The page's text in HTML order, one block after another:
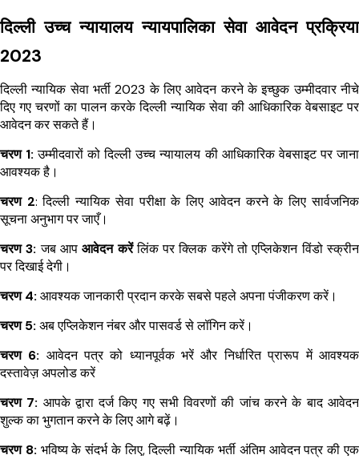
दिल्ली उच्च न्यायालय न्यायपालिका सेवा आवेदन प्रक्रिया
2023
दिल्ली न्यायिक सेवा भर्ती 2023 के लिए आवेदन करने के इच्छुक उम्मीदवार नीचे
दिए गए चरणों का पालन करके दिल्ली न्यायिक सेवा की आधिकारिक वेबसाइट पर
आवेदन कर सकते हैं।
चरण 1: उम्मीदवारों को दिल्ली उच्च न्यायालय की आधिकारिक वेबसाइट पर जाना
आवश्यक है।
चरण 2: दिल्ली न्यायिक सेवा परीक्षा के लिए आवेदन करने के लिए सार्वजनिक
सूचना अनुभाग पर जाएँ।
चरण 3: जब आपआवेदन करेंलिंक पर क्लिक करेंगे तो एप्लिकेशन विंडो स्क्रीन
पर दिखाई देगी।
चरण 4: आवश्यक जानकारी प्रदान करके सबसे पहले अपना पंजीकरण करें।
चरण 5: अब एप्लिकेशन नंबर और पासवर्ड से लॉगिन करें।
चरण 6: आवेदन पत्र को ध्यानपूर्वक भरें और निर्धारित प्रारूप में आवश्यक
दस्तावेज़ अपलोड करें
चरण 7: आपके द्वारा दर्ज किए गए सभी विवरणों की जांच करने के बाद आवेदन
शुल्क का भुगतान करने के लिए आगे बढ़ें।
चरण 8: भविष्य के संदर्भ के लिए, दिल्ली न्यायिक भर्ती अंतिम आवेदन पत्र की एक